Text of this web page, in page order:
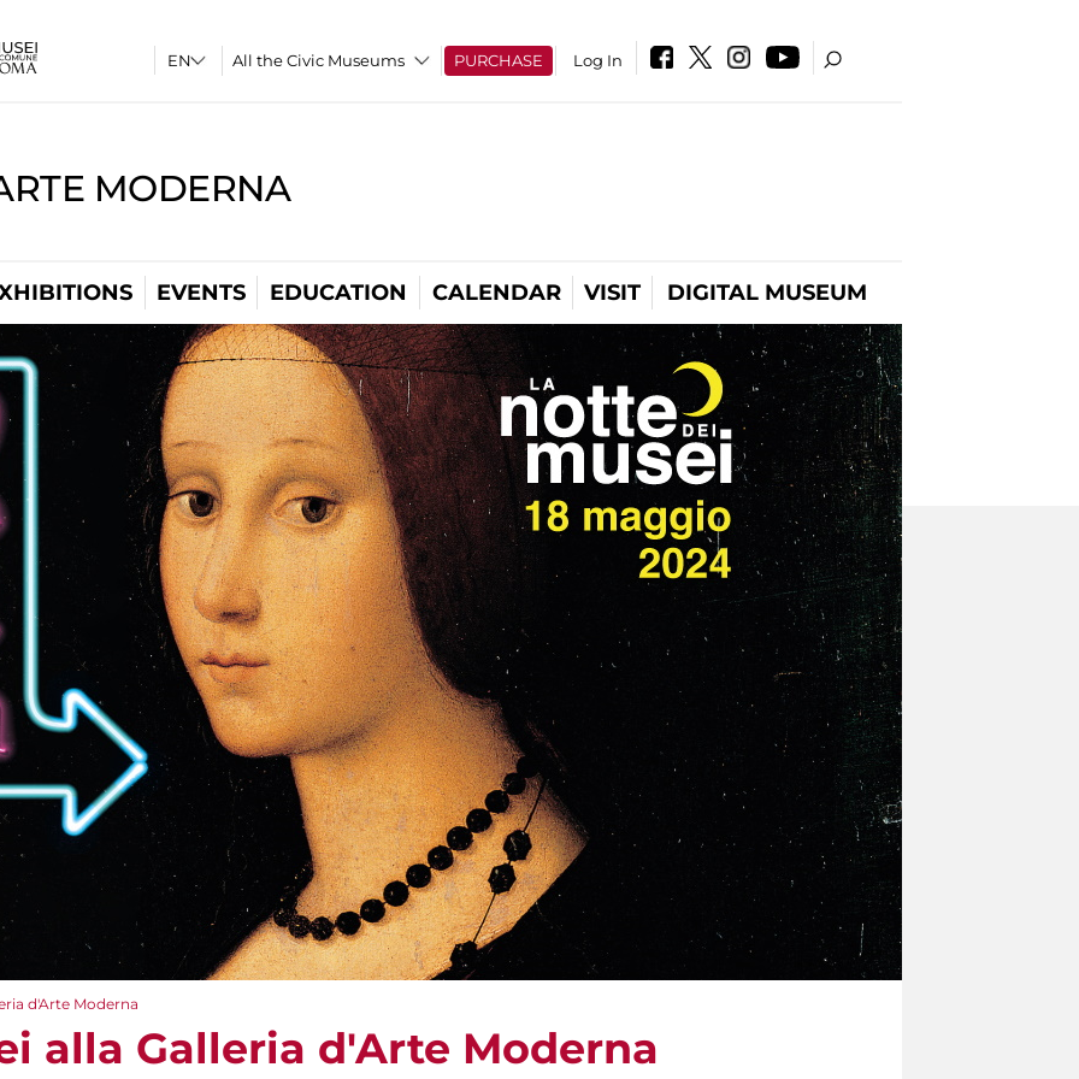
All the Civic Museums PURCHASE Log In
MODERNA
EVENTS EDUCATION CALENDAR VISIT DIGITAL MUSEUM
d'Arte Moderna
alla Galleria d'Arte Moderna